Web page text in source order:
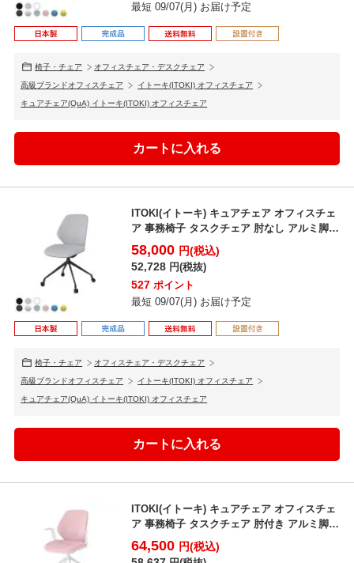
最短 09/07(月) お届け予定
椅子・チェア オフィスチェア・デスクチェア
高級ブランドオフィスチェア イトーキ(ITOKI) オフィスチェア
キュアチェア(QuA) イトーキ(ITOKI) オフィスチェア
ITOKI(イトーキ) キュアチェア オフィスチェ
ア 事務椅子 タスクチェア 肘なし アルミ脚
クロ...
58,000 円(税込)
52,728 円(税抜)
527 ポイント
最短 09/07(月) お届け予定
椅子・チェア オフィスチェア・デスクチェア
高級ブランドオフィスチェア イトーキ(ITOKI) オフィスチェア
キュアチェア(QuA) イトーキ(ITOKI) オフィスチェア
ITOKI(イトーキ) キュアチェア オフィスチェ
ア 事務椅子 タスクチェア 肘付き アルミ脚
クロ...
64,500 円(税込)